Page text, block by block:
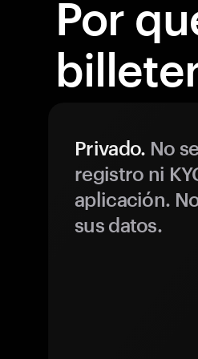
Por
Privado. No
registro ni
aplicación.
sus datos.